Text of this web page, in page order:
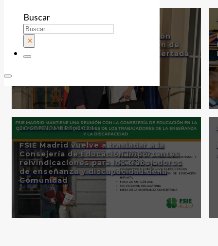
Buscar
×
23 FEBRERO, 2022
FSIE pide a la Ministra de Educación
negociar la mejora de la Profesión de
los Docentes de Enseñanza Concertada
30 SEPTIEMBRE, 2021
FSIE Madrid vuelve a trasladar a la
Consejería de Educación importantes
reivindicaciones para los trabajadores
de enseñanza y discapacidad de la
Comunidad